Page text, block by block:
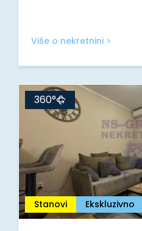
Više o nekretnini >
Stanovi Ekskluzivno
360°